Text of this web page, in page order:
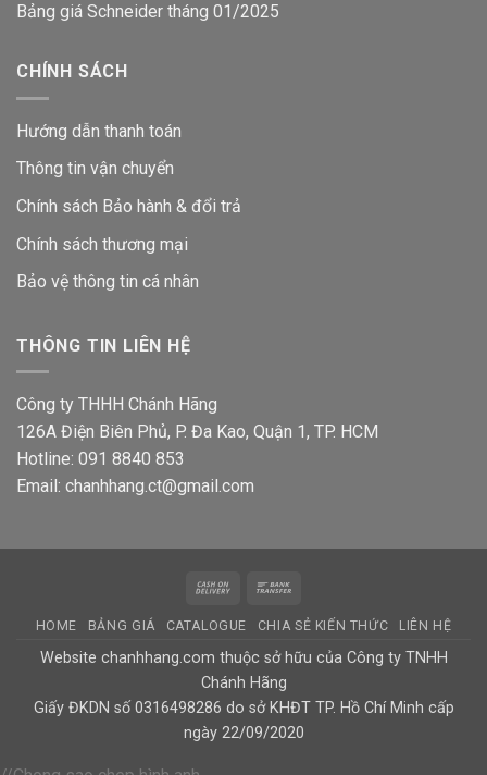
Bảng giá Schneider tháng 01/2025
CHÍNH SÁCH
Hướng dẫn thanh toán
Thông tin vận chuyển
Chính sách Bảo hành & đổi trả
Chính sách thương mại
Bảo vệ thông tin cá nhân
THÔNG TIN LIÊN HỆ
Công ty THHH Chánh Hãng
126A Điện Biên Phủ, P. Đa Kao, Quận 1, TP. HCM
Hotline: 091 8840 853
Email: chanhhang.ct@gmail.com
Cash
Delivery
HOME BẢNG GIÁ CATALOGUE CHIA SẺ KIẾN THỨC LIÊN HỆ
Website chanhhang.com thuộc sở hữu của Công ty TNHH
Chánh Hãng
Giấy ĐKDN số 0316498286 do sở KHĐT TP. Hồ Chí Minh cấp
ngày 22/09/2020